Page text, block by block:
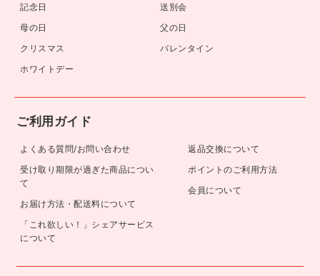
記念日
送別会
母の日
父の日
クリスマス
バレンタイン
ホワイトデー
ご利用ガイド
よくある質問/お問い合わせ
受け取り期限が過ぎた商品につい
て
お届け方法・配送料について
「これ欲しい！」シェアサービス
について
返品交換について
ポイントのご利用方法
会員について